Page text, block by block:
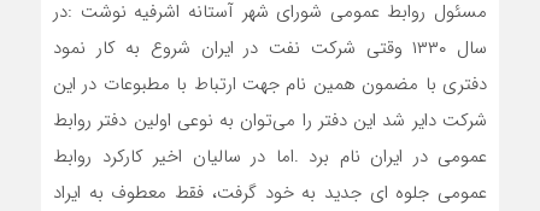
مسئول روابط عمومی شورای شهر آستانه اشرفیه نوشت :در
سال ۱۳۳۰ وقتی شرکت نفت در ایران شروع به کار نمود
دفتری با مضمون همین نام جهت ارتباط با مطبوعات در این
شرکت دایر شد این دفتر را می‌توان به نوعی اولین دفتر روابط
عمومی در ایران نام برد .اما در سالیان اخیر کارکرد روابط
عمومی جلوه ای جدید به خود گرفت، فقط معطوف به ایراد